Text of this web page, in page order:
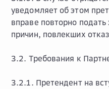
уведомляет об этом
вправе повторно
причин, повлекших
3.2. Требования к
3.2.1. Претендент на